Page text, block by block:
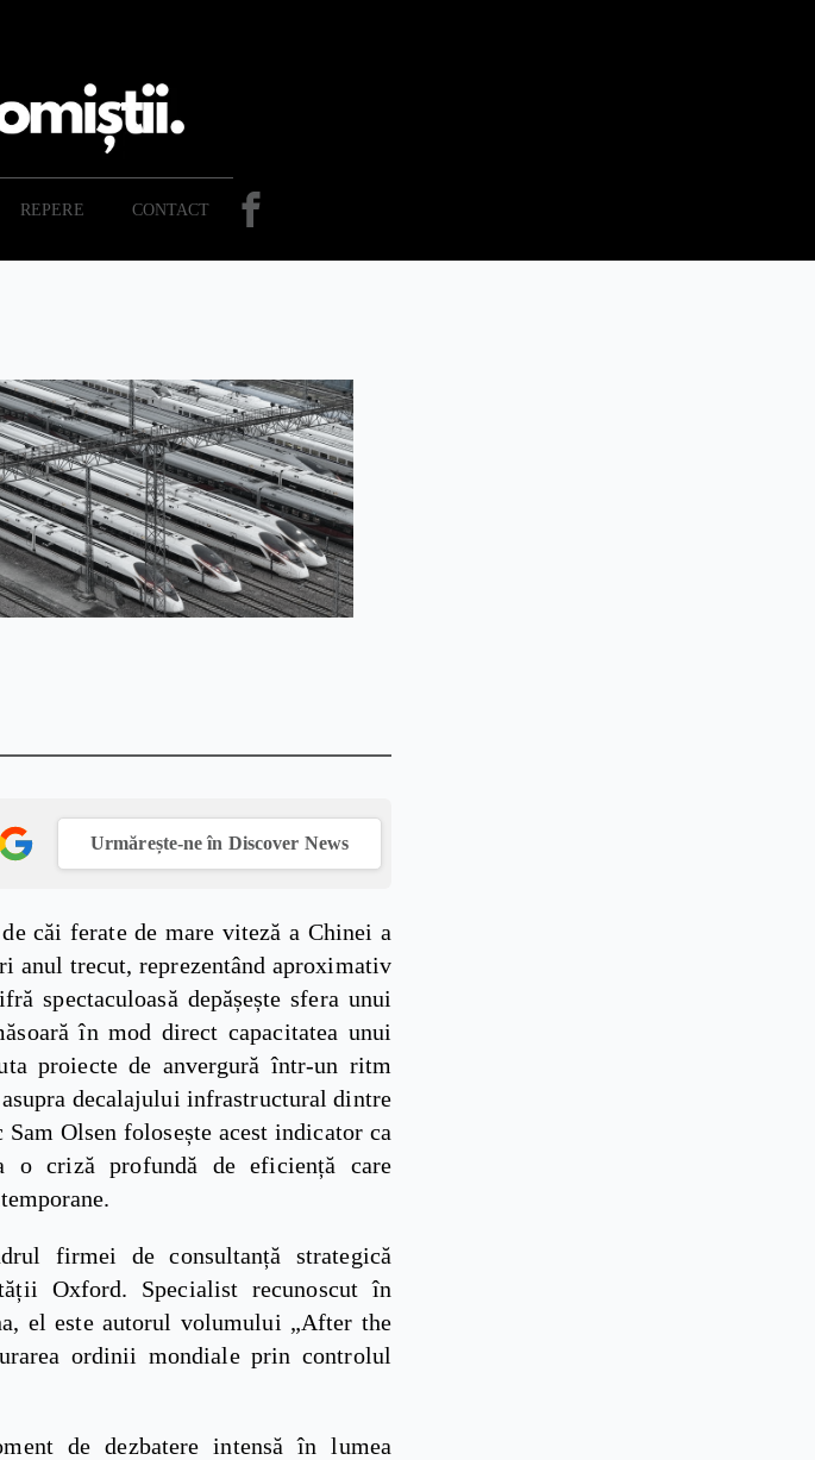
REPERE CONTACT
Urmărește-ne în Discover News
căi ferate de mare viteză a Chinei a
anul trecut, reprezentând aproximativ
spectaculoasă depășește sfera unui
în mod direct capacitatea unui
proiecte de anvergură într-un ritm
decalajului infrastructural dintre
Olsen folosește acest indicator ca
o criză profundă de eficiență care
firmei de consultanță strategică
Oxford. Specialist recunoscut în
el este autorul volumului „After the
ordinii mondiale prin controlul
de dezbatere intensă în lumea